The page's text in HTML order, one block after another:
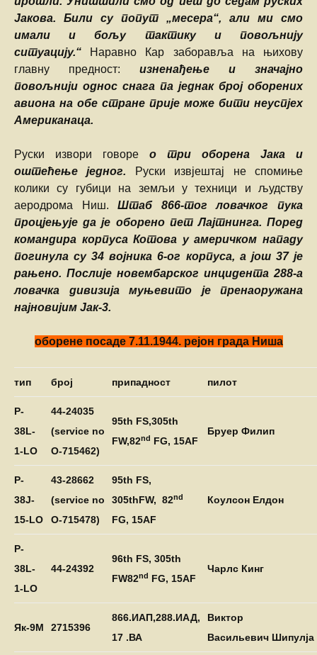
Јакова. Били су попут „месера“, али ми смо
имали и бољу тактику и повољнију
ситуацију.“ Наравно Кар заборавља на њихову
главну предност: изненађење и значајно
повољнији однос снага па једнак број оборених
авиона на обе стране прије може бити неуспјех
Американаца.
Руски извори говоре о три оборена Јака и
оштећење једног. Руски извјештај не спомиње
колики су губици на земљи у техници и људству
аеродрома Ниш.Штаб 866-тог ловачког пука
процјењује да је оборено пет Лајтнинга. Поред
командира корпуса Котова у америчком нападу
погинула су 34 војника 6-ог корпуса, а још 37 је
рањено. Послије новембарског инцидента 288-а
ловачка дивизија муњевито је пренаоружана
најновијим Јак-3.
оборене посаде 7.11.1944. рејон града Ниша
тип број припадност пилот
P-
38L-
1-LO
44-24035
(service no
O-715462)
95th FS,305th
FW,82nd FG, 15AF
Бруер Филип
P-
38J-
15-LO
43-28662
(service no
O-715478)
95th FS,
305thFW, 82nd
FG, 15AF
Коулсон Елдон
P-
38L-
1-LO
44-24392
96th FS, 305th
FW82nd FG, 15AF
Чарлс Кинг
Як-9M 2715396
866.ИАП,288.ИАД,
17 .ВА
Виктор
Васильевич Шипулја